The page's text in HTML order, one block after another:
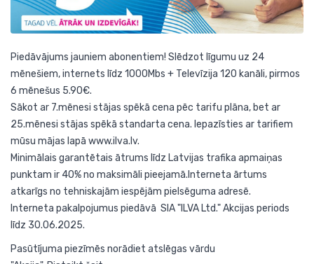
Piedāvājums jauniem abonentiem! Slēdzot līgumu uz 24
mēnešiem, internets līdz 1000Mbs + Televīzija 120 kanāli, pirmos
6 mēnešus 5.90€.
Sākot ar 7.mēnesi stājas spēkā cena pēc tarifu plāna, bet ar
25.mēnesi stājas spēkā standarta cena. Iepazīsties ar tarifiem
mūsu mājas lapā www.ilva.lv.
Minimālais garantētais ātrums līdz Latvijas trafika apmaiņas
punktam ir 40% no maksimāli pieejamā.Interneta ārtums
atkarīgs no tehniskajām iespējām pielsēguma adresē.
Interneta pakalpojumus piedāvā SIA "ILVA Ltd." Akcijas periods
līdz 30.06.2025.
Pasūtījuma piezīmēs norādiet atslēgas vārdu